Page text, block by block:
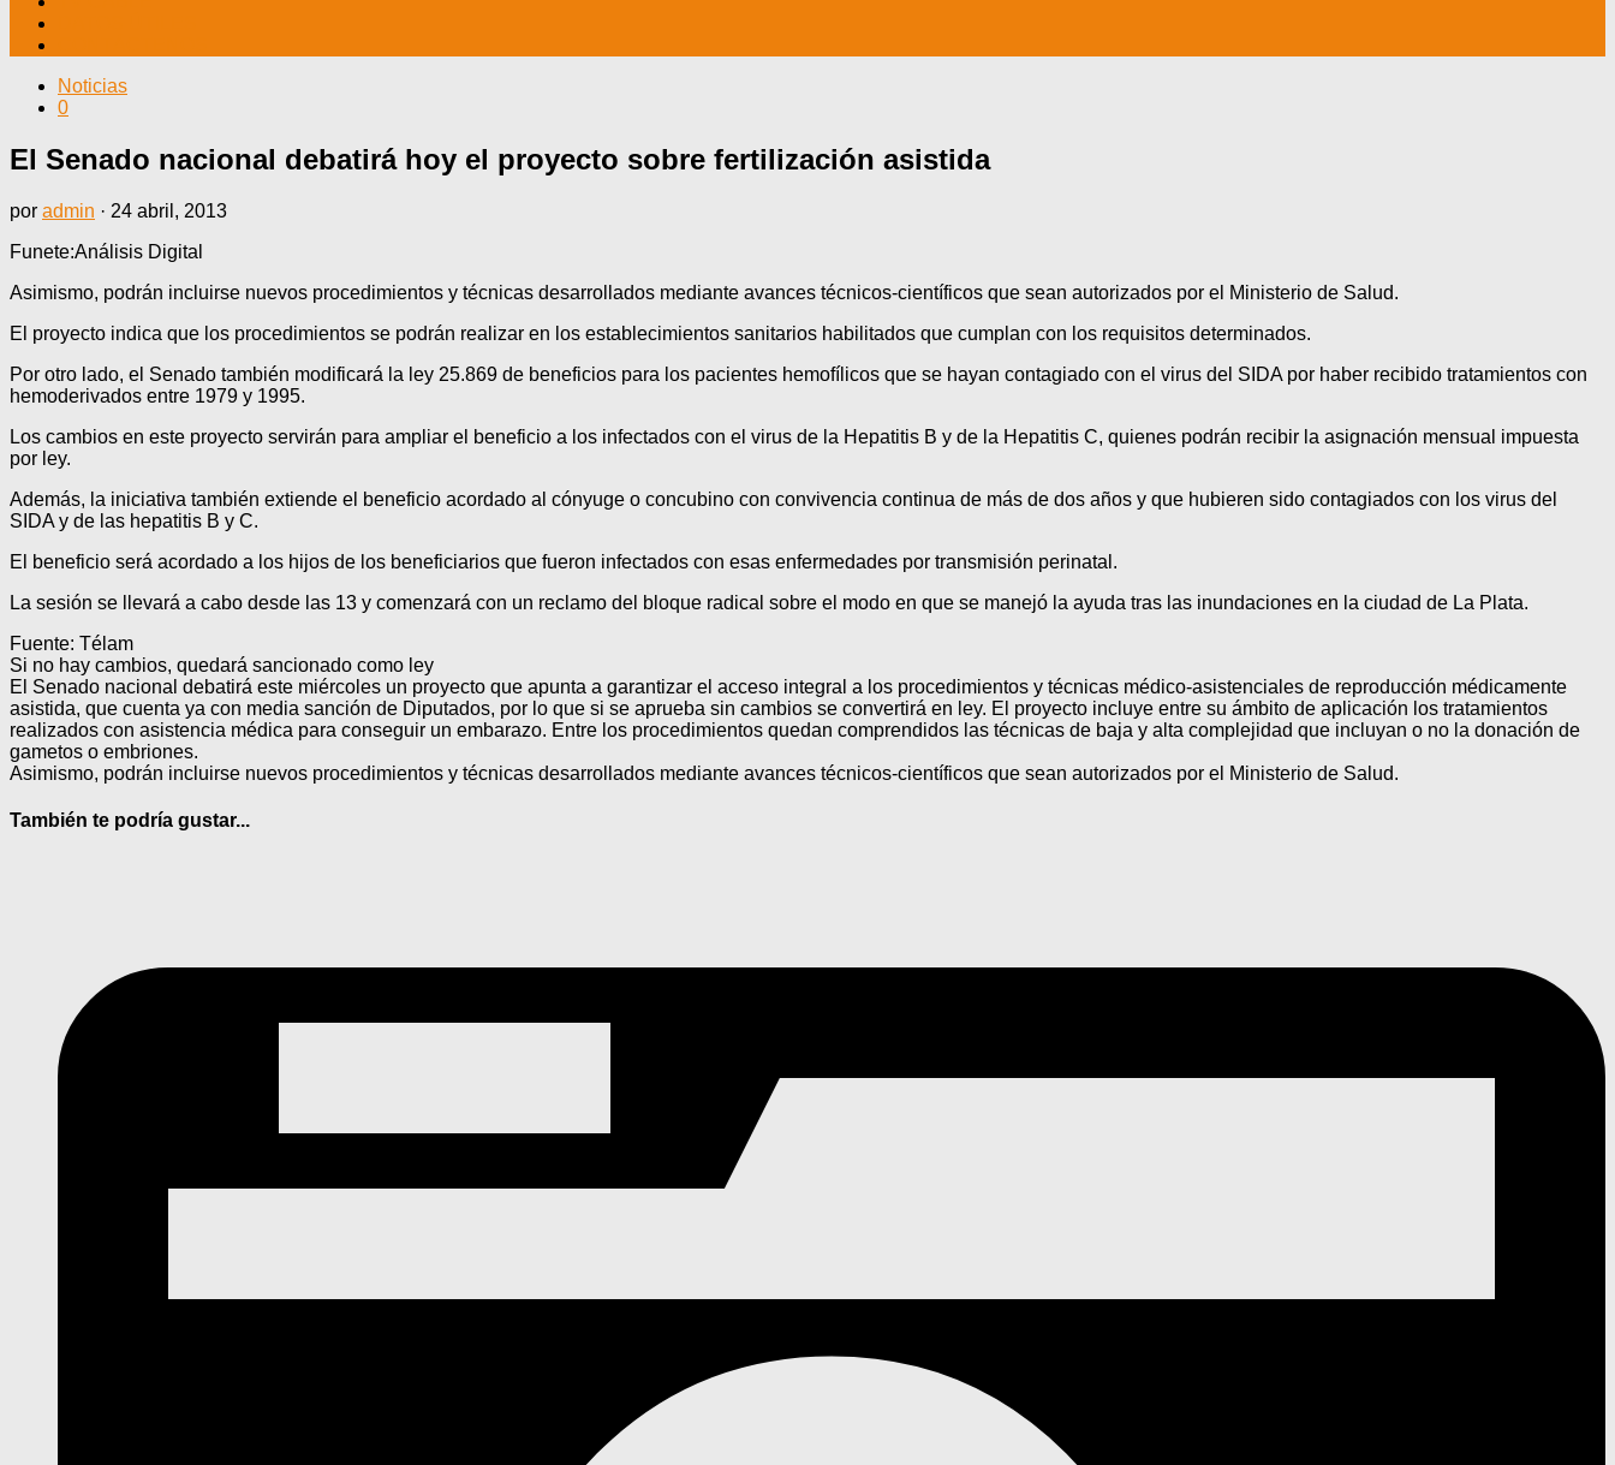
Noticias
0
El Senado nacional debatirá hoy el proyecto sobre fertilización asistida
por admin · 24 abril, 2013
Funete:Análisis Digital
Asimismo, podrán incluirse nuevos procedimientos y técnicas desarrollados mediante avances técnicos-científicos que sean autorizados por el Ministerio de Salud.
El proyecto indica que los procedimientos se podrán realizar en los establecimientos sanitarios habilitados que cumplan con los requisitos determinados.
Por otro lado, el Senado también modificará la ley 25.869 de beneficios para los pacientes hemofílicos que se hayan contagiado con el virus del SIDA por haber recibido tratamientos con
hemoderivados entre 1979 y 1995.
Los cambios en este proyecto servirán para ampliar el beneficio a los infectados con el virus de la Hepatitis B y de la Hepatitis C, quienes podrán recibir la asignación mensual impuesta
por ley.
Además, la iniciativa también extiende el beneficio acordado al cónyuge o concubino con convivencia continua de más de dos años y que hubieren sido contagiados con los virus del
SIDA y de las hepatitis B y C.
El beneficio será acordado a los hijos de los beneficiarios que fueron infectados con esas enfermedades por transmisión perinatal.
La sesión se llevará a cabo desde las 13 y comenzará con un reclamo del bloque radical sobre el modo en que se manejó la ayuda tras las inundaciones en la ciudad de La Plata.
Fuente: Télam
Si no hay cambios, quedará sancionado como ley
El Senado nacional debatirá este miércoles un proyecto que apunta a garantizar el acceso integral a los procedimientos y técnicas médico-asistenciales de reproducción médicamente
asistida, que cuenta ya con media sanción de Diputados, por lo que si se aprueba sin cambios se convertirá en ley. El proyecto incluye entre su ámbito de aplicación los tratamientos
realizados con asistencia médica para conseguir un embarazo. Entre los procedimientos quedan comprendidos las técnicas de baja y alta complejidad que incluyan o no la donación de
gametos o embriones.
Asimismo, podrán incluirse nuevos procedimientos y técnicas desarrollados mediante avances técnicos-científicos que sean autorizados por el Ministerio de Salud.
También te podría gustar...